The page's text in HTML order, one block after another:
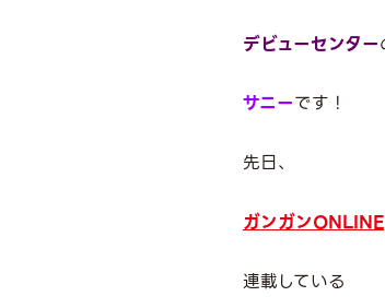
デビューセンター
サニーです！
先日、
ガンガンONLINE
連載している